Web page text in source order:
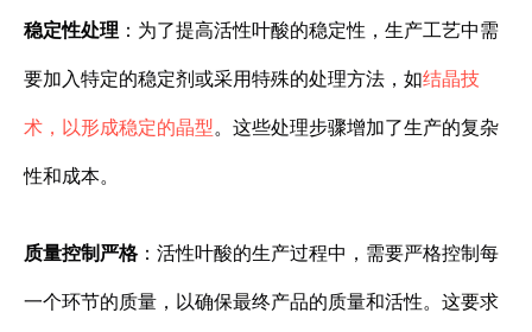
稳定性处理 ：为了提高活性叶酸的稳定性，生产工艺中需
要加入特定的稳定剂或采用特殊的处理方法，如结晶技
术 ，以形成稳定的晶型。这些处理步骤增加了生产的复杂
性和成本。
质量控制严格：活性叶酸的生产过程中，需要严格控制每
一个环节的质量，以确保最终产品的质量和活性。这要求